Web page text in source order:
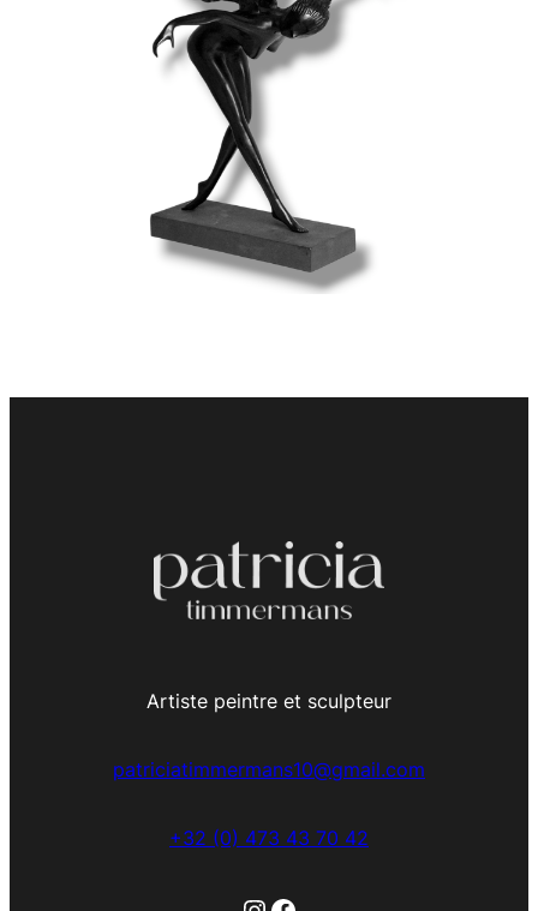
Artiste peintre et sculpteur
patriciatimmermans10@gmail.com
+32 (0) 473 43 70 42